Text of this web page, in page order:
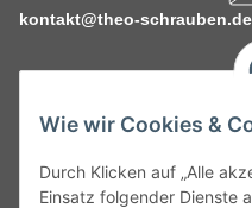
Wie wir Cookies &
Durch Klicken auf „Alle
Einsatz folgender Dienste
kontakt@theo-schrauben.de
Service